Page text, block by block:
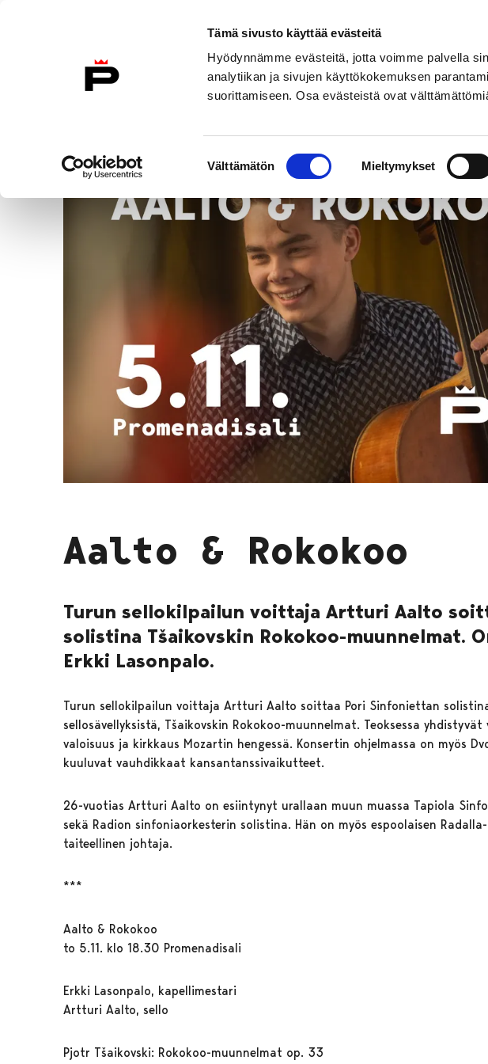
Tämä sivusto käyttää evästeitä
Hyödynnämme evästeitä, jotta voimme palvella
analytiikan ja sivujen käyttökokemuksen
suorittamiseen. Osa evästeistä ovat
Välttämätön Mieltymykset
Aalto & Rokokoo
Turun sellokilpailun voittaja Artturi Aalto
solistina Tšaikovskin Rokokoo-muunnelmat.
Erkki Lasonpalo.
Turun sellokilpailun voittaja Artturi Aalto soittaa Pori Sinfoniettan
sellosävellyksistä, Tšaikovskin Rokokoo-muunnelmat. Teoksessa
valoisuus ja kirkkaus Mozartin hengessä. Konsertin ohjelmassa on myös
kuuluvat vauhdikkaat kansantanssivaikutteet.
26-vuotias Artturi Aalto on esiintynyt urallaan muun muassa Tapiola
sekä Radion sinfoniaorkesterin solistina. Hän on myös espoolaisen
taiteellinen johtaja.
***
Aalto & Rokokoo
to 5.11. klo 18.30 Promenadisali
Erkki Lasonpalo, kapellimestari
Artturi Aalto, sello
Pjotr Tšaikovski: Rokokoo-muunnelmat op. 33